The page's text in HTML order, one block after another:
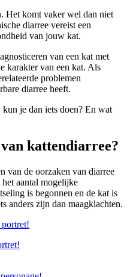
Het komt vaker wel dan niet
diarree vereist een
van jouw kat.
van een kat met
karakter van een kat. Als
problemen
diarree heeft.
je dan iets doen? En wat
kattendiarree?
van de oorzaken van diarree
aantal mogelijke
is begonnen en de kat is
anders zijn dan maagklachten.